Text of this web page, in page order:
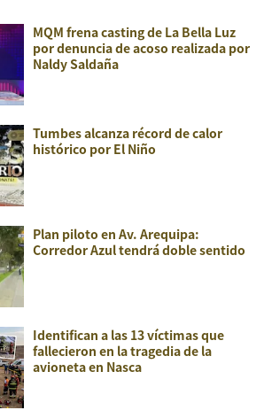
MQM frena casting de La Bella Luz
por denuncia de acoso realizada por
Naldy Saldaña
Tumbes alcanza récord de calor
histórico por El Niño
Plan piloto en Av. Arequipa:
Corredor Azul tendrá doble sentido
Identifican a las 13 víctimas que
fallecieron en la tragedia de la
avioneta en Nasca